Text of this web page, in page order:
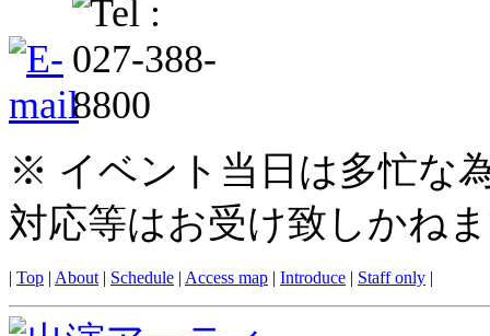
※ イベント当日は多忙な
対応等はお受け致しかね
| Top | About | Schedule | Access map | Introduce | Staff only |